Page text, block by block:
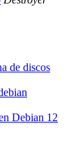
de discos
Debian 12